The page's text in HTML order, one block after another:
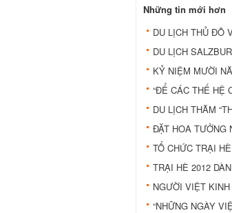
Những tin mới hơn
DU LỊCH THỦ ÐÔ
DU LỊCH
KỶ NIỆM MƯỜI
“ĐỂ CÁC THẾ HỆ
DU LỊCH THĂM
ĐẶT HOA TƯỞNG
TỔ CHỨC TRẠI
TRẠI HÈ 2012
NGƯỜI VIỆT
“NHỮNG NGÀY